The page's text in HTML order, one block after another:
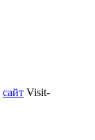
сайт Visit-